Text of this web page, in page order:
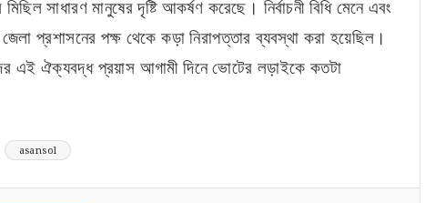
সাধারণ মানুষের দৃষ্টি আকর্ষণ করেছে। নির্বাচনী বিধি মেনে এবং
প্রশাসনের পক্ষ থেকে কড়া নিরাপত্তার ব্যবস্থা করা হয়েছিল।
এই ঐক্যবদ্ধ প্রয়াস আগামী দিনে ভোটের লড়াইকে কতটা
asansol